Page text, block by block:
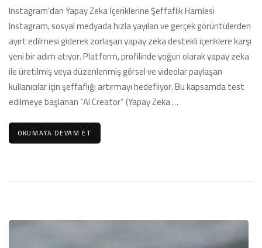
Zeka
İçerik
Üreticilerine
Yeni
Profil
Etiketi
için
Instagram’dan Yapay Zeka İçeriklerine Şeffaflık Hamlesi
Instagram, sosyal medyada hızla yayılan ve gerçek görüntülerden
ayırt edilmesi giderek zorlaşan yapay zeka destekli içeriklere karşı
yeni bir adım atıyor. Platform, profilinde yoğun olarak yapay zeka
ile üretilmiş veya düzenlenmiş görsel ve videolar paylaşan
kullanıcılar için şeffaflığı artırmayı hedefliyor. Bu kapsamda test
edilmeye başlanan “AI Creator” (Yapay Zeka …
OKUMAYA DEVAM ET